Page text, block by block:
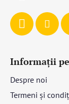
Informații
Despre noi
Termeni și